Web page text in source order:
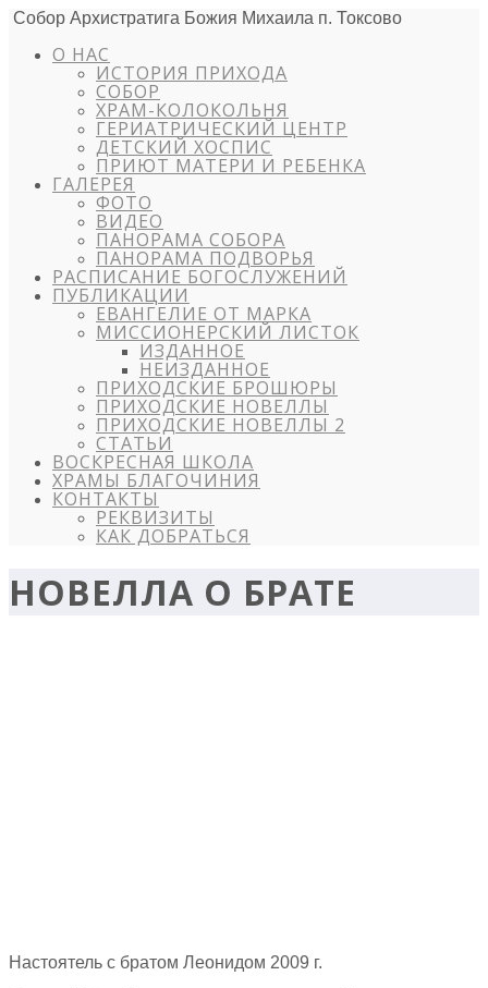
Собор Архистратига Божия Михаила п. Токсово
О НАС
ИСТОРИЯ ПРИХОДА
СОБОР
ХРАМ-КОЛОКОЛЬНЯ
ГЕРИАТРИЧЕСКИЙ ЦЕНТР
ДЕТСКИЙ ХОСПИС
ПРИЮТ МАТЕРИ И РЕБЕНКА
ГАЛЕРЕЯ
ФОТО
ВИДЕО
ПАНОРАМА СОБОРА
ПАНОРАМА ПОДВОРЬЯ
РАСПИСАНИЕ БОГОСЛУЖЕНИЙ
ПУБЛИКАЦИИ
ЕВАНГЕЛИЕ ОТ МАРКА
МИССИОНЕРСКИЙ ЛИСТОК
ИЗДАННОЕ
НЕИЗДАННОЕ
ПРИХОДСКИЕ БРОШЮРЫ
ПРИХОДСКИЕ НОВЕЛЛЫ
ПРИХОДСКИЕ НОВЕЛЛЫ 2
СТАТЬИ
ВОСКРЕСНАЯ ШКОЛА
ХРАМЫ БЛАГОЧИНИЯ
КОНТАКТЫ
РЕКВИЗИТЫ
КАК ДОБРАТЬСЯ
НОВЕЛЛА О БРАТЕ
Настоятель с братом Леонидом 2009 г.